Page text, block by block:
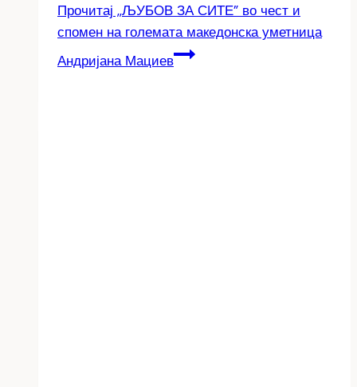
Прочитај ,,ЉУБОВ ЗА СИТЕ” во чест и
спомен на големата македонска уметница
Андријана Мациев